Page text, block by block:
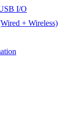
I/O
+ Wireless)